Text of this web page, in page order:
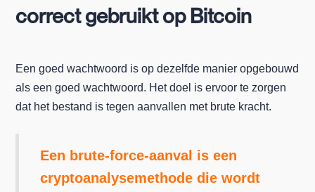
correct gebruikt op Bitcoin
Een goed wachtwoord is op dezelfde manier opgebouwd
als een goed wachtwoord. Het doel is ervoor te zorgen
dat het bestand is tegen aanvallen met brute kracht.
Een brute-force-aanval is een
cryptoanalysemethode die wordt